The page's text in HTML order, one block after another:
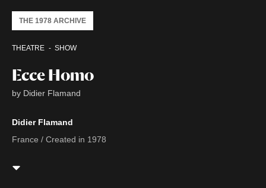
Ecce Homo
by Didier Flamand
THEATRE SHOW
THE 1978 ARCHIVE
Didier Flamand
France / Created in 1978